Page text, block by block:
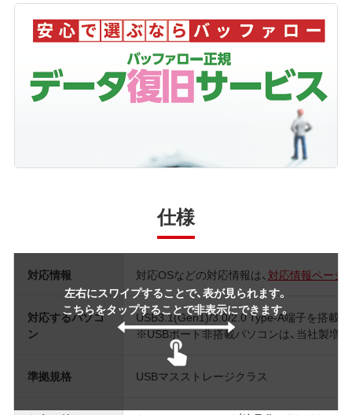
仕様
左右にスワイプすることで、表が見られます。
こちらをタップすることで非表示にできます。
対応情報 対応OSなどの対応情報は、 対応情報ページ
対応するパソコ
ン
USB3.1(Gen1)/3.0/2.0 Type-A端子を搭載
※USBポート非搭載パソコンは、当社製増
準拠規格 USBマスストレージクラス